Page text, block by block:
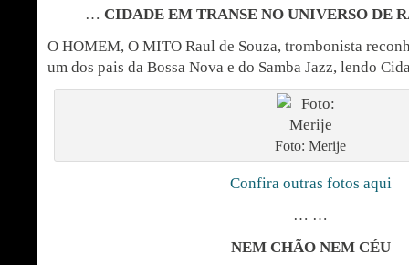
… CIDADE EM TRANSE NO UNIVERSO DE
O HOMEM, O MITO Raul de Souza, trombonista
um dos pais da Bossa Nova e do Samba Jazz, lendo
Foto: Merije
Confira outras fotos aqui
… …
NEM CHÃO NEM CÉU